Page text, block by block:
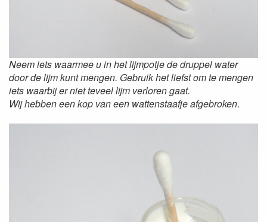
Neem iets waarmee u in het lijmpotje de druppel water
door de lijm kunt mengen. Gebruik het liefst om te mengen
iets waarbij er niet teveel lijm verloren gaat.
Wij hebben een kop van een wattenstaafje afgebroken.